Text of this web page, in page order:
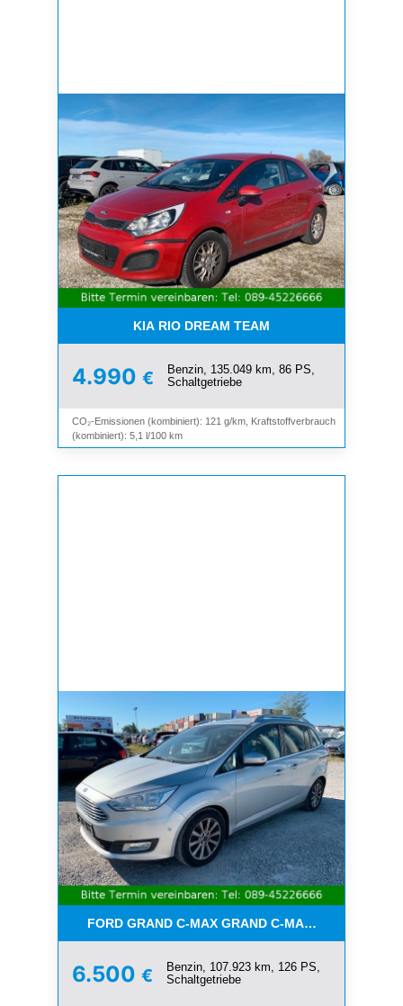
KIA RIO DREAM TEAM
4.990 €
Benzin, 135.049 km, 86 PS,
Schaltgetriebe
CO₂-Emissionen (kombiniert): 121 g/km, Kraftstoffverbrauch
(kombiniert): 5,1 l/100 km
FORD GRAND C-MAX GRAND C-MAX TITANIUM*7-
6.500 €
Benzin, 107.923 km, 126 PS,
Schaltgetriebe